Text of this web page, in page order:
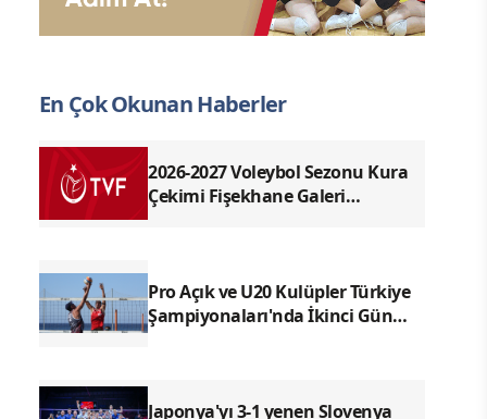
En Çok Okunan Haberler
2026-2027 Voleybol Sezonu Kura
Çekimi Fişekhane Galeri
Pro Açık ve U20 Kulüpler Türkiye
Şampiyonaları'nda İkinci Gün
Japonya'yı 3-1 yenen Slovenya